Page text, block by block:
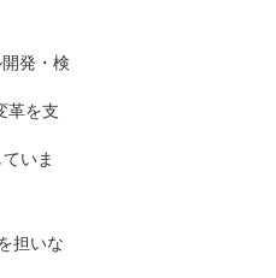
発・検
革を支
いま
担いな